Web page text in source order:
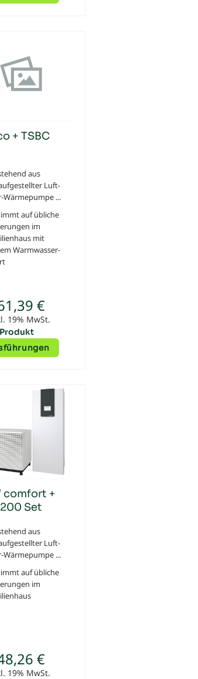
+ TSBC
aus
Luft-
Wärmepumpe ...
auf übliche
im
mit
Warmwasser-
€
19% MwSt.
comfort +
Set
aus
Luft-
Wärmepumpe ...
auf übliche
im
€
19% MwSt.